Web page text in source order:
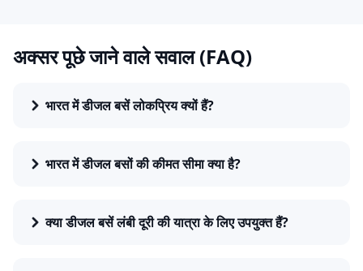
ईंधन प्रकार, सीटिंग क्षमता, बॉडी टाइप, कीमत और ब्रांड के अनुसार फ़िल्टर
करने की सुविधा देता है। आप भारत में डीज़ल बसों की कीमत, इंजन
हैं। साथ ही, अपने बजट और उपयोग के अनुसार वित्तपोषण और ईएमआई
आपके व्यवसायिक रूट, यात्री क्षमता और फ्लीट रणनीति के अनुसार सही
अक्सर पूछे जाने वाले सवाल (FAQ)
भारत में डीजल बसें लोकप्रिय क्यों हैं?
भारत में डीजल बसों की कीमत सीमा क्या है?
क्या डीजल बसें लंबी दूरी की यात्रा के लिए उपयुक्त हैं?